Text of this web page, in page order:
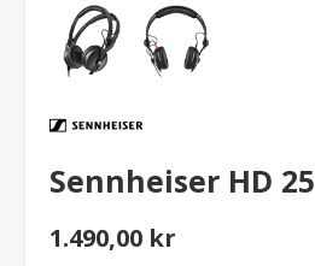
Sennheiser HD 25
1.490,00 kr